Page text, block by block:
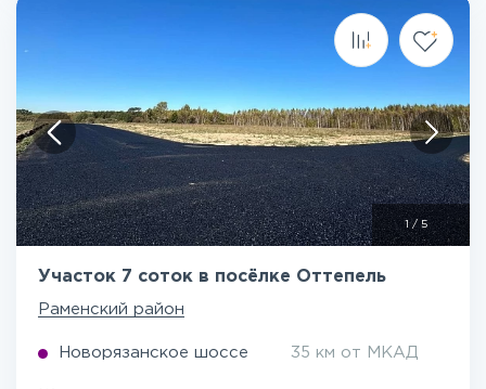
1 / 5
Участок 7 соток в посёлке Оттепель
Раменский район
Новорязанское шоссе 35 км от МКАД